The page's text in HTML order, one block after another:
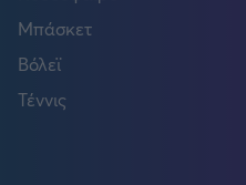
Μπάσκετ
Βόλεϊ
Τέννις